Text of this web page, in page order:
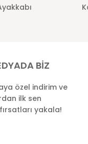
BİZ
özel indirim ve
ilk sen
yakala!